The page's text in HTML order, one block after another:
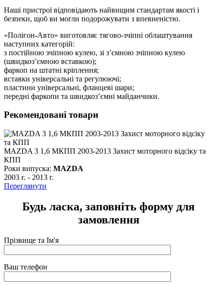
Наші пристрої відповідають найвищим стандартам якості і
безпеки, щоб ви могли подорожувати з впевненістю.
«Полігон-Авто» виготовляє тягово-зчіпні облаштування
наступних категорій:
з постійною зчіпною кулею, зі з’ємною зчіпною кулею
(швидкоз’ємною вставкою);
фаркоп на штатні кріплення;
вставки універсальні та регулюючі;
пластини універсальні, фланцеві шари;
передні фаркопи та швидкоз’ємні майданчики.
Рекомендовані товари
MAZDA 3 1,6 МКПП 2003-2013 Захист моторного відсіку та
КПП
Роки випуска: MAZDA
2003 г. - 2013 г.
Переглянути
Будь ласка, заповніть форму для
замовлення
Прізвище та Ім'я
Ваш телефон